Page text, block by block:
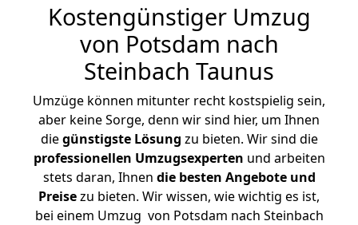
Kostengünstiger Umzug
von Potsdam nach
Steinbach Taunus
Umzüge können mitunter recht kostspielig sein,
aber keine Sorge, denn wir sind hier, um Ihnen
diegünstigste Lösung zu bieten. Wir sind die
professionellen Umzugsexperten und arbeiten
stets daran, Ihnen die besten Angebote und
Preisezu bieten. Wir wissen, wie wichtig es ist,
bei einem Umzug von Potsdam nach Steinbach